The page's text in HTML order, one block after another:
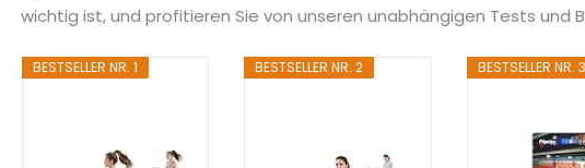
wichtig ist, und profitieren Sie von unseren unabhängigen Tests und
BESTSELLER NR. 1 BESTSELLER NR. 2 BESTSELLER NR. 3